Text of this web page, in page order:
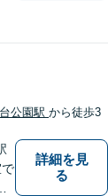
公園駅から徒歩3
詳細を見
る